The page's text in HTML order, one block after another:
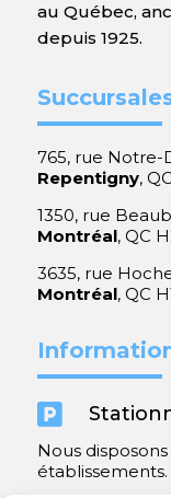
au Québec,
depuis 1925.
765, rue Notre-
Repentigny,
1350, rue
Montréal, QC
3635, rue
Montréal, QC

Nous
établissements.